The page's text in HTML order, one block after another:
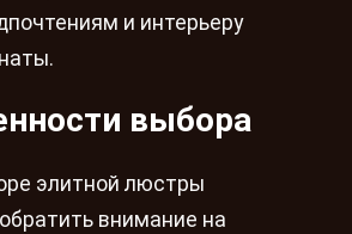
и интерьеру
выбора
элитной люстры
внимание на